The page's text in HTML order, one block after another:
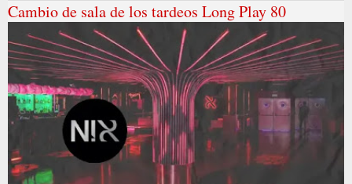
Cambio de sala de los tardeos Long Play 80